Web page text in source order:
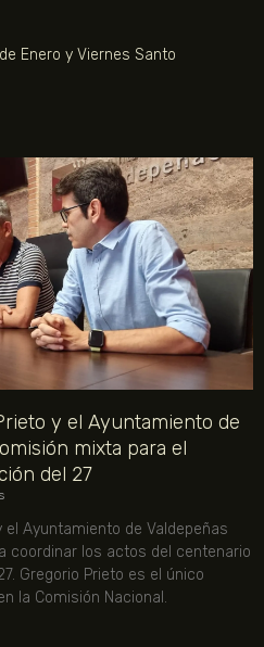
Enero y Viernes Santo
y el Ayuntamiento de
mixta para el
del 27
el Ayuntamiento de Valdepeñas
coordinar los actos del centenario
Gregorio Prieto es el único
la Comisión Nacional.